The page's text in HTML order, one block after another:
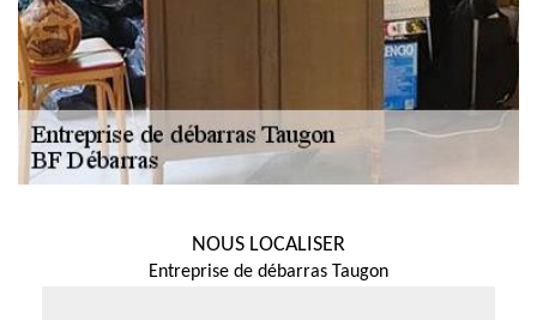
NOUS LOCALISER
Entreprise de débarras Taugon